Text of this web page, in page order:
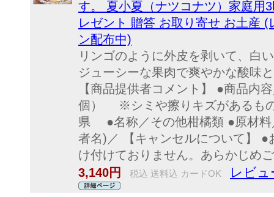
す。 夏小夏（ナツコナツ）家庭用
レゼント 贈答 お取り寄せ お土産
ン配布中)
リンゴのように外皮を剥いて、白
ジューシーな果肉で爽やかな酸味
【商品提供者コメント】 ●商品内
個） ※シミや擦りキズがあるも
県 ●名称／その他柑橘類 ●原材料
者名)／ 【キャンセルについて】
け付けておりません。あらかじめ
3,140円
税込 送料込 カードOK レビュ